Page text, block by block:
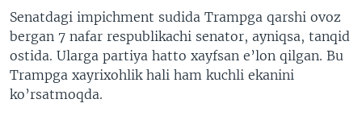
Senatdagi impichment sudida Trampga qarshi ovoz
bergan 7 nafar respublikachi senator, ayniqsa, tanqid
ostida. Ularga partiya hatto xayfsan e’lon qilgan. Bu
Trampga xayrixohlik hali ham kuchli ekanini
ko’rsatmoqda.